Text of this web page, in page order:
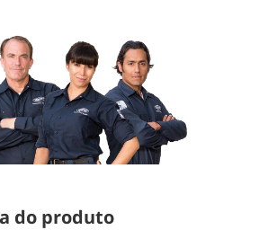
do produto